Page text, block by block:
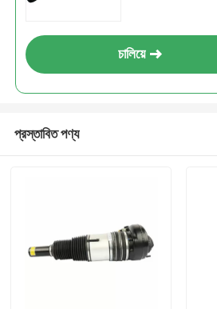
চালিয়ে
প্রস্তাবিত পণ্য